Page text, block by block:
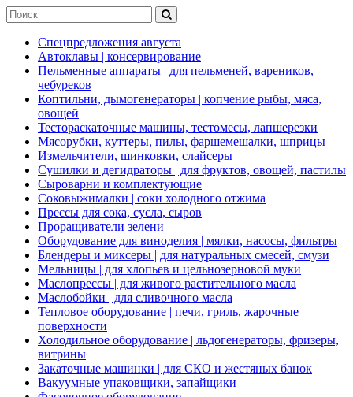
Спецпредложения августа
Автоклавы | консервирование
Пельменные аппараты | для пельменей, вареников,
чебуреков
Коптильни, дымогенераторы | копчение рыбы, мяса,
овощей
Тестораскаточные машины, тестомесы, лапшерезки
Мясорубки, куттеры, пилы, фаршемешалки, шприцы
Измельчители, шинковки, слайсеры
Сушилки и дегидраторы | для фруктов, овощей, пастилы
Сыроварни и комплектующие
Соковыжималки | соки холодного отжима
Прессы для сока, сусла, сыров
Проращиватели зелени
Оборудование для виноделия | мялки, насосы, фильтры
Блендеры и миксеры | для натуральных смесей, смузи
Мельницы | для хлопьев и цельнозерновой муки
Маслопрессы | для живого растительного масла
Маслобойки | для сливочного масла
Тепловое оборудование | печи, гриль, жарочные
поверхности
Холодильное оборудование | льдогенераторы, фризеры,
витрины
Закаточные машинки | для СКО и жестяных банок
Вакуумные упаковщики, запайщики